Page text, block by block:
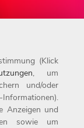
(Klick
, um
und/oder
Anzeigen und
sowie um